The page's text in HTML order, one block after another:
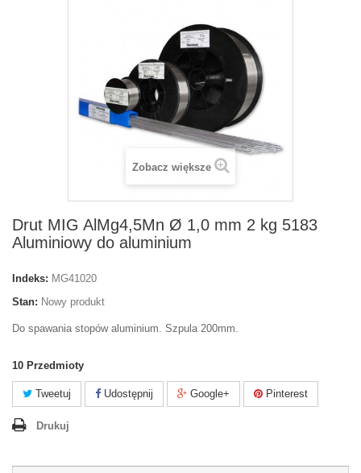
Zobacz większe
Drut MIG AlMg4,5Mn Ø 1,0 mm 2 kg 5183
Aluminiowy do aluminium
Indeks: MG41020
Stan: Nowy produkt
Do spawania stopów aluminium. Szpula 200mm.
10 Przedmioty
Tweetuj Udostępnij Google+ Pinterest
Drukuj